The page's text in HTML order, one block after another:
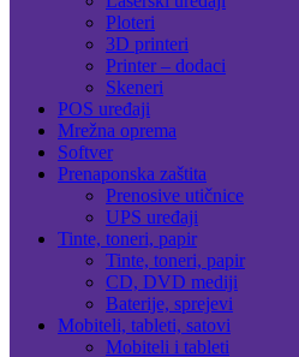
Ploteri
3D printeri
Printer – dodaci
Skeneri
POS uređaji
Mrežna oprema
Softver
Prenaponska zaštita
Prenosive utičnice
UPS uređaji
Tinte, toneri, papir
Tinte, toneri, papir
CD, DVD mediji
Baterije, sprejevi
Mobiteli, tableti, satovi
Mobiteli i tableti